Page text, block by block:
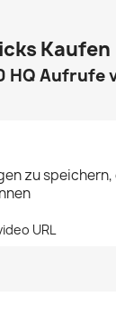
Kaufen
HQ Aufrufe
zu
URL